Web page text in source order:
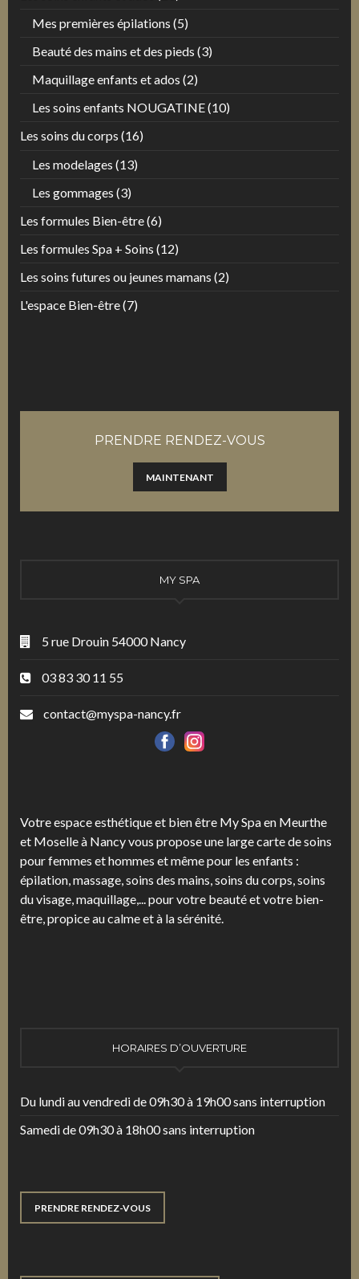
Mes premières épilations (5)
Beauté des mains et des pieds (3)
Maquillage enfants et ados (2)
Les soins enfants NOUGATINE(10)
Les soins du corps (16)
Les modelages (13)
Les gommages (3)
Les formules Bien-être(6)
Les formules Spa + Soins (12)
Les soins futures ou jeunes mamans (2)
L'espace Bien-être(7)
PRENDRE RENDEZ-VOUS
MAINTENANT
MY SPA
5 rue Drouin 54000 Nancy
03 83 30 11 55
contact@myspa-nancy.fr
Votre espace esthétique et bien être My Spa en Meurthe
et Moselle à Nancy vous propose une large carte de soins
pour femmes et hommes et même pour les enfants :
épilation, massage, soins des mains, soins du corps, soins
du visage, maquillage,... pour votre beauté et votre bien-
être, propice au calme et à la sérénité.
HORAIRES D’OUVERTURE
Du lundi au vendredi de 09h30 à 19h00 sans interruption
Samedi de 09h30 à 18h00 sans interruption
PRENDRE RENDEZ-VOUS